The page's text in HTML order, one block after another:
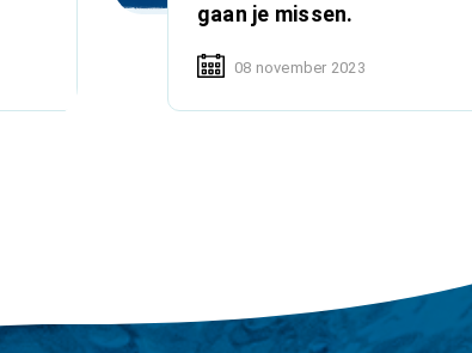
gaan je missen.
08 november 2023